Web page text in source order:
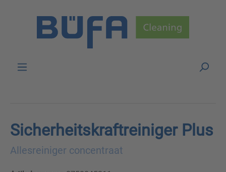
Sicherheitskraftreiniger Plus
Allesreiniger concentraat